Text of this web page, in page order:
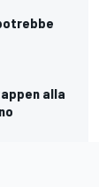
alla